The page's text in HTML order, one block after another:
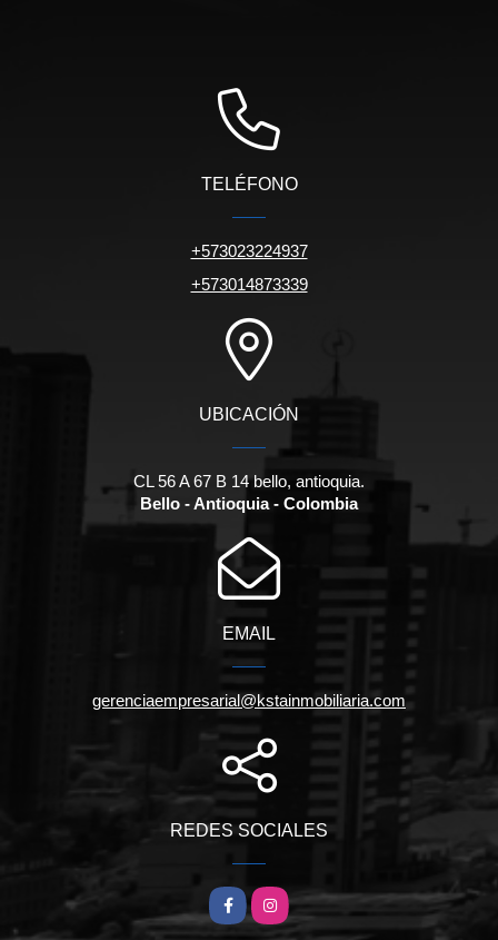
TELÉFONO
+573023224937
+573014873339
UBICACIÓN
CL 56 A 67 B 14 bello, antioquia.
Bello - Antioquia - Colombia
EMAIL
gerenciaempresarial@kstainmobiliaria.com
REDES SOCIALES
FacebookInstagram